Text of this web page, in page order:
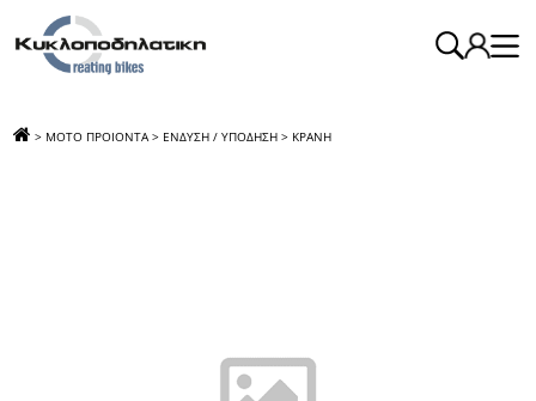
> ΜΟΤΟ ΠΡΟΙΟΝΤΑ > ΕΝΔΥΣΗ / ΥΠΟΔΗΣΗ > ΚΡΑΝΗ